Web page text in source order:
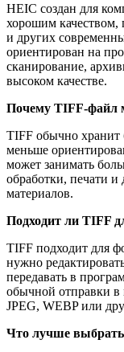
HEIC создан для
хорошим качеством,
и других
ориентирован на
сканирование,
высоком качестве.
Почему TIFF-файл
TIFF обычно
меньше
может занимать
обработки, печати
материалов.
Подходит ли TIFF
TIFF подходит для
нужно
передавать в
обычной отправки в
JPEG, WEBP или
Что лучше